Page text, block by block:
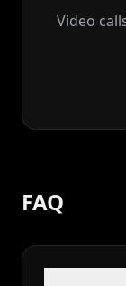
Video
FAQ